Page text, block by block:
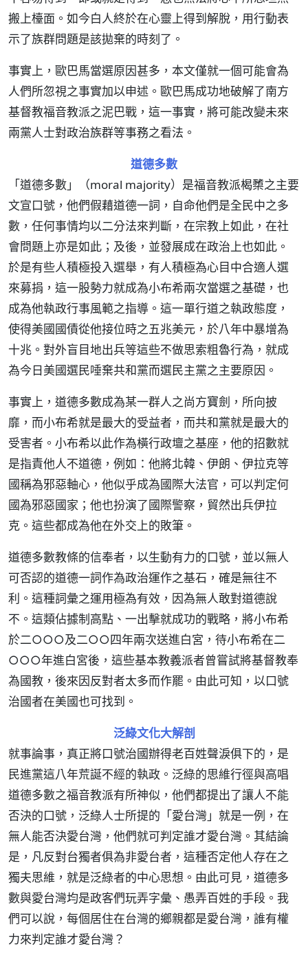
搬上檯面。如今白人終於在心靈上得到解脫，用行動表
示了族群問題是該拋棄的時刻了。
事實上，歐巴馬當選原因甚多，本文僅就一個可能會為
人們所忽視之事實加以申述。歐巴馬成功地破解了南方
基督教福音教派之泥巴戰，這一事實，將可能改變未來
兩黨人士對政治族群等事務之看法。
道德多數
「道德多數」（moral majority）是福音教派楬櫫之主要
文宣口號，他們假藉道德一詞，自命他們是全民中之多
數，任何事情均以二分法來判斷，在宗教上如此，在社
會問題上亦是如此；及後，並發展成在政治上也如此。
於是有些人積極投入選舉，有人積極為心目中合適人選
來募捐，這一股勢力就成為小布希兩次當選之基礎，也
成為他執政行事風範之指導。這一單行道之執政態度，
使得美國國債從他接位時之五兆美元，於八年中暴增為
十兆。對外盲目地出兵等這些不做思索粗魯行為，就成
為今日美國選民唾棄共和黨而選民主黨之主要原因。
事實上，道德多數成為某一群人之尚方寶劍，所向披
靡，而小布希就是最大的受益者，而共和黨就是最大的
受害者。小布希以此作為橫行政壇之基座，他的招數就
是指責他人不道德，例如：他將北韓、伊朗、伊拉克等
國稱為邪惡軸心，他似乎成為國際大法官，可以判定何
國為邪惡國家；他也扮演了國際警察，貿然出兵伊拉
克。這些都成為他在外交上的敗筆。
道德多數教條的信奉者，以生動有力的口號，並以無人
可否認的道德一詞作為政治運作之基石，確是無往不
利。這種詞彙之運用極為有效，因為無人敢對道德說
不。這類佔據制高點、一出擊就成功的戰略，將小布希
於二○○○及二○○四年兩次送進白宮，待小布希在二
○○○年進白宮後，這些基本教義派者曾嘗試將基督教奉
為國教，後來因反對者太多而作罷。由此可知，以口號
治國者在美國也可找到。
泛綠文化大解剖
就事論事，真正將口號治國辦得老百姓聲淚俱下的，是
民進黨這八年荒誕不經的執政。泛綠的思維行徑與高唱
道德多數之福音教派有所神似，他們都提出了讓人不能
否決的口號，泛綠人士所提的「愛台灣」就是一例，在
無人能否決愛台灣，他們就可判定誰才愛台灣。其結論
是，凡反對台獨者俱為非愛台者，這種否定他人存在之
獨夫思維，就是泛綠者的中心思想。由此可見，道德多
數與愛台灣均是政客們玩弄字彙、愚弄百姓的手段。我
們可以說，每個居住在台灣的鄉親都是愛台灣，誰有權
力來判定誰才愛台灣？